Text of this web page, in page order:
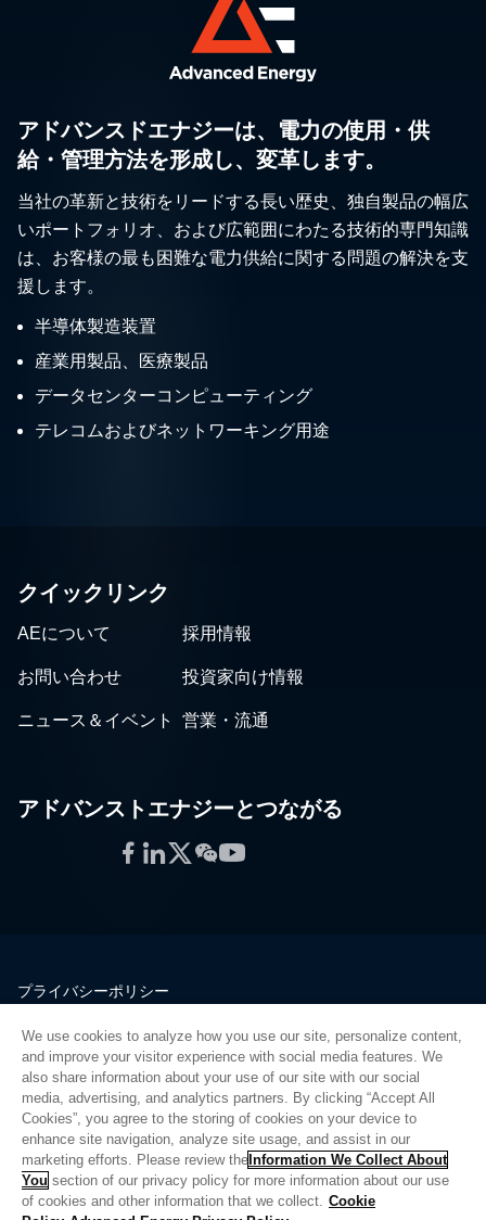
アドバンスドエナジーは、電力の使用・供
給・管理方法を形成し、変革します。
当社の革新と技術をリードする長い歴史、独自製品の幅広
いポートフォリオ、および広範囲にわたる技術的専門知識
は、お客様の最も困難な電力供給に関する問題の解決を支
援します。
半導体製造装置
産業用製品、医療製品
データセンターコンピューティング
テレコムおよびネットワーキング用途
クイックリンク
AEについて 採用情報
お問い合わせ 投資家向け情報
ニュース＆イベント 営業・流通
アドバンストエナジーとつながる
Facebook
LinkedIn
Twitter
WeChat
YouTube
プライバシーポリシー
品質
サイトマップ
サプライヤーポータル
UK Modern Slavery Act
Privacy Preferences
Do Not Sell or Share My Personal Information
We use cookies to analyze how you use our site, personalize content,
and improve your visitor experience with social media features. We
also share information about your use of our site with our social
media, advertising, and analytics partners. By clicking “Accept All
Cookies”, you agree to the storing of cookies on your device to
enhance site navigation, analyze site usage, and assist in our
marketing efforts. Please review the Information We Collect About
You section of our privacy policy for more information about our use
of cookies and other information that we collect. Cookie